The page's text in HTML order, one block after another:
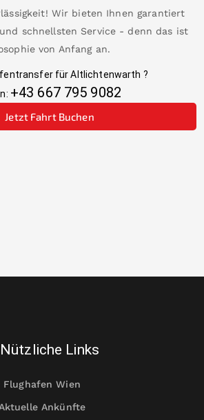
Wir bieten Ihnen garantiert
schnellsten Service - denn das ist
von Anfang an.
für Altlichtenwarth ?
+43 667 795 9082
Jetzt Fahrt Buchen
Nützliche Links
Flughafen Wien
Ankünfte